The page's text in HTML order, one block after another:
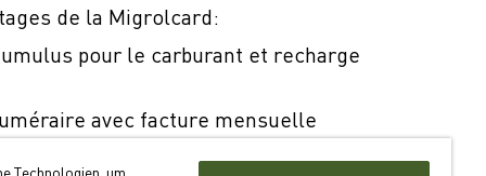
de la Migrolcard:
pour le carburant et recharge
avec facture mensuelle
Technologien, um